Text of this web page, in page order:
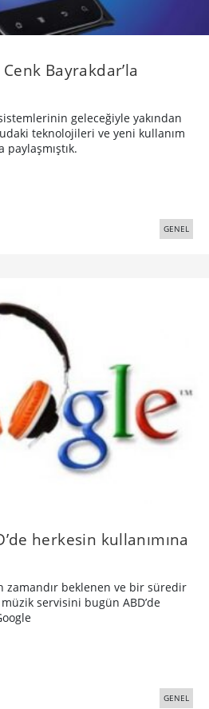
Bayrakdar’la
geleceğiyle yakından
teknolojileri ve yeni kullanım
GENEL
herkesin kullanımına
zamandır beklenen ve bir süredir
servisini bugün ABD’de
GENEL